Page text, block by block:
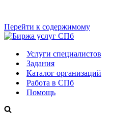
Перейти к содержимому
Услуги специалистов
Задания
Каталог организаций
Работа в СПб
Помощь